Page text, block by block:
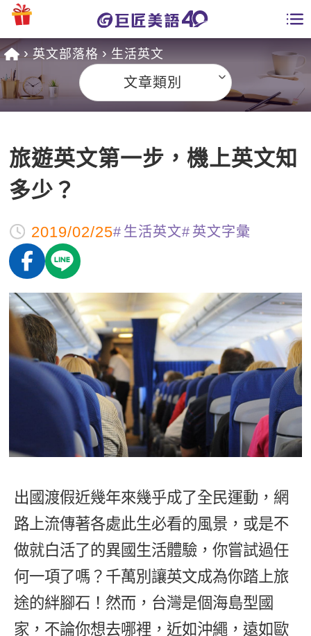
課程總覽
英文課程總表
英文會話
商用英文
英文檢定
TOEIC 多益課程
IELTS 雅思課程
GEPT 全民英檢課程
TOEFL 托福課程
能力養成
自然發音
英文聽力養成
開口溜英文
旅遊英文
基礎字彙
情境閱讀
英文文法技巧
英文寫作
Cengage TED Talks
CNN聽力強化
特色課程
主題課程
英語俱樂部
ECAM
Let's Talk
線上真人
日語
外語即時通
兒童美語
一對一家教
點讀筆教材
數位學習教材
全國分校
英文部落格
影音學英文
英文能力測驗
師資團隊
學習分享
學員故事
學員讚出來
活動花絮
校園贊助
企業服務
學員專區
Recruiting
英文部落格 生活英文
文章類別
旅遊英文第一步，機上英文知
多少？
2019/02/25 生活英文 英文字彙
出國渡假近幾年來幾乎成了全民運動，網
路上流傳著各處此生必看的風景，或是不
做就白活了的異國生活體驗，你嘗試過任
何一項了嗎？千萬別讓英文成為你踏上旅
途的絆腳石！然而，台灣是個海島型國
家，不論你想去哪裡，近如沖繩，遠如歐